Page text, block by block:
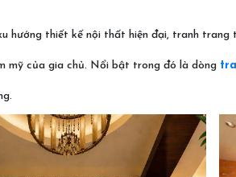
hướng thiết kế nội thất hiện đại, tranh
mỹ của gia chủ. Nổi bật trong đó là dòng